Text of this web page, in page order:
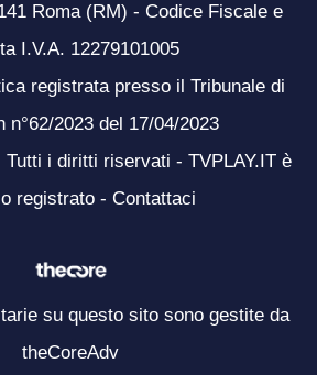
Roma (RM) - Codice Fiscale e
I.V.A. 12279101005
registrata presso il Tribunale di
n°62/2023 del 17/04/2023
i diritti riservati - TVPLAY.IT è
registrato - Contattaci
su questo sito sono gestite da
theCoreAdv